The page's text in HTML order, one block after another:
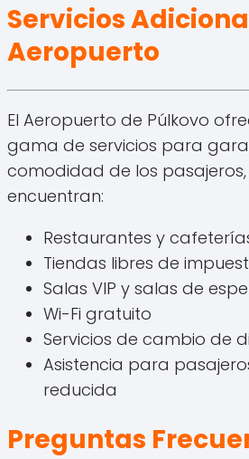
Servicios
Aeropuerto
El Aeropuerto de Púlkovo
gama de servicios para
comodidad de los pasajeros,
encuentran:
Restaurantes y
Tiendas libres de
Salas VIP y salas de
Wi-Fi gratuito
Servicios de cambio de
Asistencia para
reducida
Preguntas